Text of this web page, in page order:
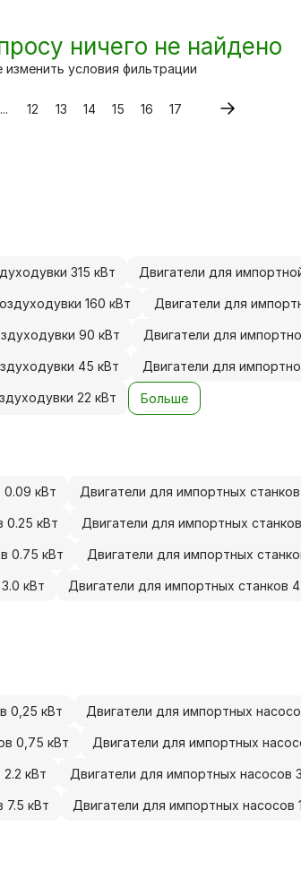
ничего не найдено
условия фильтрации
... 12 13 14 15 16 17
315 кВт Двигатели для
160 кВт Двигатели для
90 кВт Двигатели для
45 кВт Двигатели для
22 кВт Больше
0.09 кВт Двигатели для импортных станков
0.25 кВт Двигатели для импортных
0.75 кВт Двигатели для импортных
кВт Двигатели для импортных станков
0,25 кВт Двигатели для импортных
0,75 кВт Двигатели для импортных
кВт Двигатели для импортных насосов
7.5 кВт Двигатели для импортных насосов